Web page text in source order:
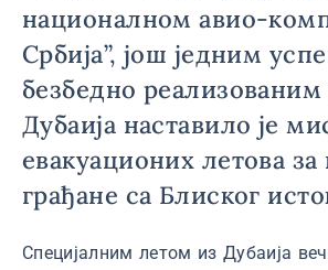
националном авио-
Србија”, још једним
безбедно
Дубаија наставило је
евакуационих летова
грађане са Блиског
Специјалним летом из Дубаија